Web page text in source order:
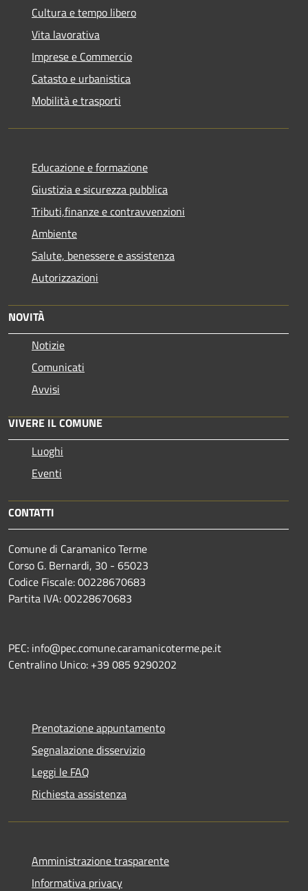
Cultura e tempo libero
Vita lavorativa
Imprese e Commercio
Catasto e urbanistica
Mobilità e trasporti
Educazione e formazione
Giustizia e sicurezza pubblica
Tributi,finanze e contravvenzioni
Ambiente
Salute, benessere e assistenza
Autorizzazioni
NOVITÀ
Notizie
Comunicati
Avvisi
VIVERE IL COMUNE
Luoghi
Eventi
CONTATTI
Comune di Caramanico Terme
Corso G. Bernardi, 30 - 65023
Codice Fiscale: 00228670683
Partita IVA: 00228670683
PEC: info@pec.comune.caramanicoterme.pe.it
Centralino Unico: +39 085 9290202
Prenotazione appuntamento
Segnalazione disservizio
Leggi le FAQ
Richiesta assistenza
Amministrazione trasparente
Informativa privacy